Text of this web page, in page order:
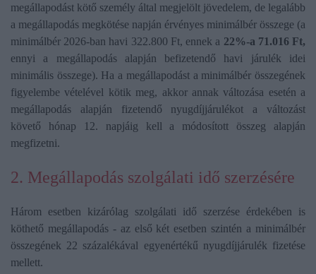
megállapodást kötő személy által megjelölt jövedelem, de legalább
a megállapodás megkötése napján érvényes minimálbér összege (a
minimálbér 2026-ban havi 322.800 Ft, ennek a 22%-a 71.016 Ft,
ennyi a megállapodás alapján befizetendő havi járulék idei
minimális összege). Ha a megállapodást a minimálbér összegének
figyelembe vételével kötik meg, akkor annak változása esetén a
megállapodás alapján fizetendő nyugdíjjárulékot a változást
követő hónap 12. napjáig kell a módosított összeg alapján
megfizetni.
2. Megállapodás szolgálati idő szerzésére
Három esetben kizárólag szolgálati idő szerzése érdekében is
köthető megállapodás - az első két esetben szintén a minimálbér
összegének 22 százalékával egyenértékű nyugdíjjárulék fizetése
mellett.